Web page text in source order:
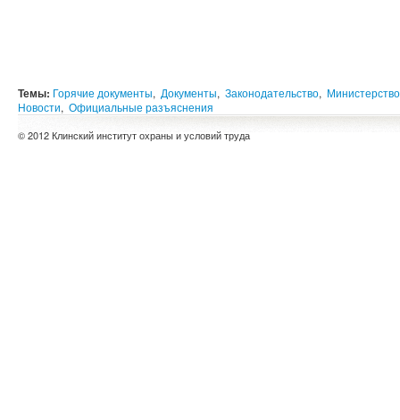
Темы: Горячие документы, Документы, Законодательство,
Новости, Официальные разъяснения
© 2012 Клинский институт охраны и условий труда